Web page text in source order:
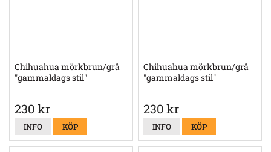
Chihuahua mörkbrun/grå
"gammaldags stil"
230 kr
INFO KÖP
Chihuahua mörkbrun/grå
"gammaldags stil"
230 kr
INFO KÖP